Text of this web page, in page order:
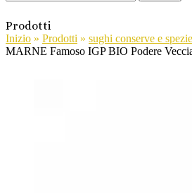
Prodotti
Inizio » Prodotti » sughi conserve e spezie
MARNE Famoso IGP BIO Podere